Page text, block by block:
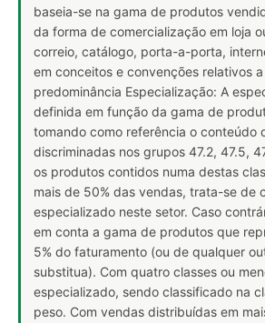
baseia-se na gama de produtos
da forma de comercialização em loja
correio, catálogo, porta-a-porta,
em conceitos e convenções relativos
predominância Especialização: A
definida em função da gama de
tomando como referência o conteúdo
discriminadas nos grupos 47.2, 47.5,
os produtos contidos numa destas
mais de 50% das vendas, trata-se de
especializado neste setor. Caso
em conta a gama de produtos que
5% do faturamento (ou de qualquer
substitua). Com quatro classes ou
especializado, sendo classificado na
peso. Com vendas distribuídas em